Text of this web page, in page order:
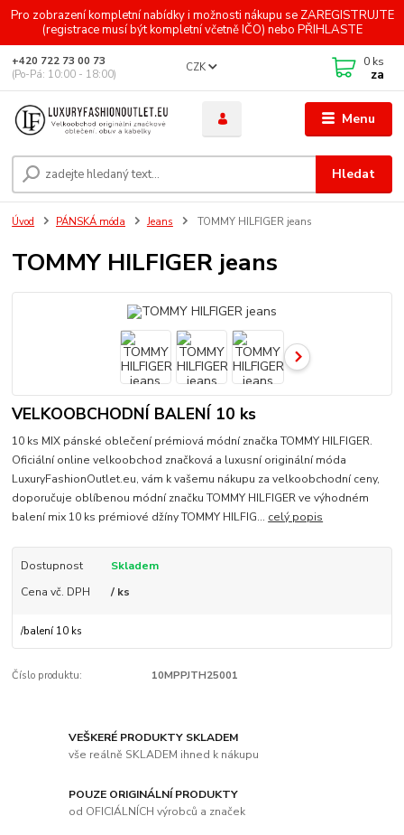
Pro zobrazení kompletní nabídky i možnosti nákupu se ZAREGISTRUJTE
(registrace musí být kompletní včetně IČO) nebo PŘIHLASTE
Menu
CZK
Hledat
+420 722 73 00 73
(Po-Pá: 10:00 - 18:00)
0 ks
za
Úvod PÁNSKÁ móda Jeans TOMMY HILFIGER jeans
TOMMY HILFIGER jeans
VELKOOBCHODNÍ BALENÍ 10 ks
10 ks MIX pánské oblečení prémiová módní značka TOMMY HILFIGER.
Oficiální online velkoobchod značková a luxusní originální móda
LuxuryFashionOutlet.eu, vám k vašemu nákupu za velkoobchodní ceny,
doporučuje oblíbenou módní značku TOMMY HILFIGER ve výhodném
balení mix 10 ks prémiové džíny TOMMY HILFIG... celý popis
Dostupnost
Skladem
Cena vč. DPH
/ ks
/balení 10 ks
Číslo produktu: 10MPPJTH25001
VEŠKERÉ PRODUKTY SKLADEM
vše reálně SKLADEM ihned k nákupu
POUZE ORIGINÁLNÍ PRODUKTY
od OFICIÁLNÍCH výrobců a značek